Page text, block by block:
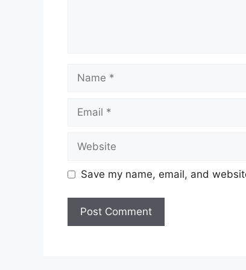
Name
Email
Website
Save my name, email, and